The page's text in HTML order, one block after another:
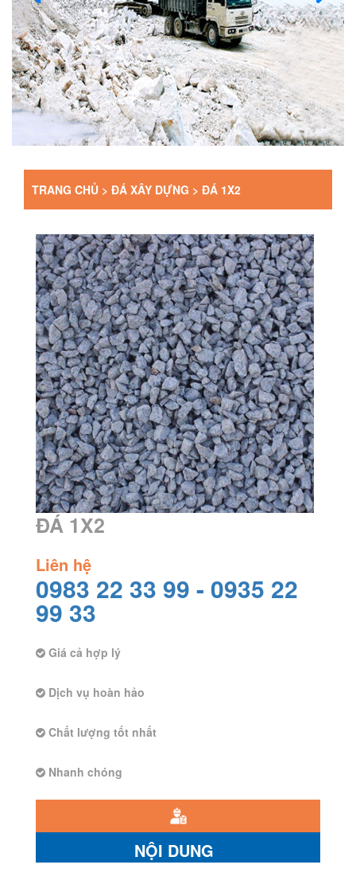
TRANG CHỦ > ĐÁ XÂY DỰNG > ĐÁ 1X2
ĐÁ 1X2
Liên hệ
0983 22 33 99 - 0935 22
99 33
Giá cả hợp lý
Dịch vụ hoàn hảo
Chất lượng tốt nhất
Nhanh chóng
NỘI DUNG